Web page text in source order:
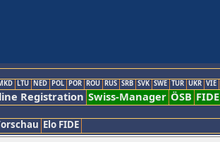
LTU NED POL POR ROU RUS SRB SVK SWE TUR UKR VIE
Registration Swiss-Manager ÖSB FIDE
Elo FIDE